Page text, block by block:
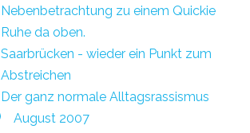
Nebenbetrachtung zu einem Quickie
Ruhe da oben.
Saarbrücken - wieder ein Punkt zum
Abstreichen
Der ganz normale Alltagsrassismus
August 2007